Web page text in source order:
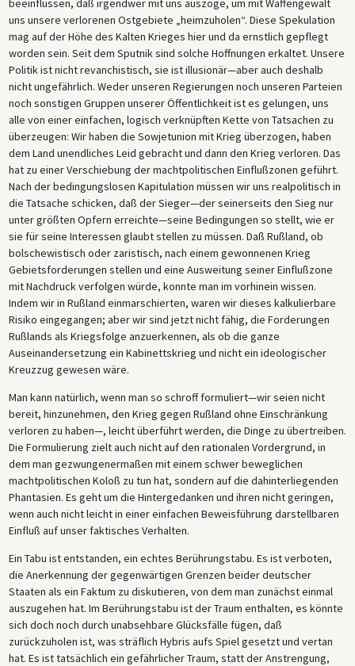
uns unsere verlorenen Ostgebiete „heimzuholen“. Diese Spekulation
mag auf der Höhe des Kalten Krieges hier und da ernstlich gepflegt
worden sein. Seit dem Sputnik sind solche Hoffnungen erkaltet. Unsere
Politik ist nicht revanchistisch, sie ist illusionär—aber auch deshalb
nicht ungefährlich. Weder unseren Regierungen noch unseren Parteien
noch sonstigen Gruppen unserer Öffentlichkeit ist es gelungen, uns
alle von einer einfachen, logisch verknüpften Kette von Tatsachen zu
überzeugen: Wir haben die Sowjetunion mit Krieg überzogen, haben
dem Land unendliches Leid gebracht und dann den Krieg verloren. Das
hat zu einer Verschiebung der machtpolitischen Einflußzonen geführt.
Nach der bedingungslosen Kapitulation müssen wir uns realpolitisch in
die Tatsache schicken, daß der Sieger—der seinerseits den Sieg nur
unter größten Opfern erreichte—seine Bedingungen so stellt, wie er
sie für seine Interessen glaubt stellen zu müssen. Daß Rußland, ob
bolschewistisch oder zaristisch, nach einem gewonnenen Krieg
Gebietsforderungen stellen und eine Ausweitung seiner Einflußzone
mit Nachdruck verfolgen würde, konnte man im vorhinein wissen.
Indem wir in Rußland einmarschierten, waren wir dieses kalkulierbare
Risiko eingegangen; aber wir sind jetzt nicht fähig, die Forderungen
Rußlands als Kriegsfolge anzuerkennen, als ob die ganze
Auseinandersetzung ein Kabinettskrieg und nicht ein ideologischer
Kreuzzug gewesen wäre.
Man kann natürlich, wenn man so schroff formuliert—wir seien nicht
bereit, hinzunehmen, den Krieg gegen Rußland ohne Einschränkung
verloren zu haben—, leicht überführt werden, die Dinge zu übertreiben.
Die Formulierung zielt auch nicht auf den rationalen Vordergrund, in
dem man gezwungenermaßen mit einem schwer beweglichen
machtpolitischen Koloß zu tun hat, sondern auf die dahinterliegenden
Phantasien. Es geht um die Hintergedanken und ihren nicht geringen,
wenn auch nicht leicht in einer einfachen Beweisführung darstellbaren
Einfluß auf unser faktisches Verhalten.
Ein Tabu ist entstanden, ein echtes Berührungstabu. Es ist verboten,
die Anerkennung der gegenwärtigen Grenzen beider deutscher
Staaten als ein Faktum zu diskutieren, von dem man zunächst einmal
auszugehen hat. Im Berührungstabu ist der Traum enthalten, es könnte
sich doch noch durch unabsehbare Glücksfälle fügen, daß
zurückzuholen ist, was sträflich Hybris aufs Spiel gesetzt und vertan
hat. Es ist tatsächlich ein gefährlicher Traum, statt der Anstrengung,